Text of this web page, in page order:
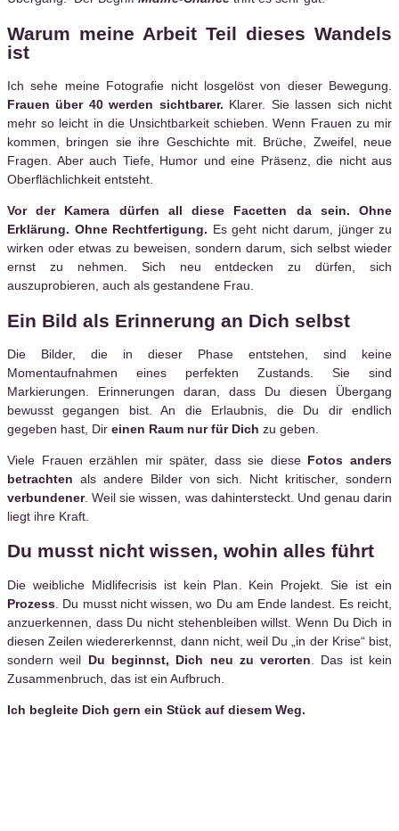
Warum meine Arbeit Teil dieses Wandels
ist
Ich sehe meine Fotografie nicht losgelöst von dieser Bewegung.
Frauen über 40 werden sichtbarer. Klarer. Sie lassen sich nicht
mehr so leicht in die Unsichtbarkeit schieben. Wenn Frauen zu mir
kommen, bringen sie ihre Geschichte mit. Brüche, Zweifel, neue
Fragen. Aber auch Tiefe, Humor und eine Präsenz, die nicht aus
Oberflächlichkeit entsteht.
Vor der Kamera dürfen all diese Facetten da sein. Ohne
Erklärung. Ohne Rechtfertigung. Es geht nicht darum, jünger zu
wirken oder etwas zu beweisen, sondern darum, sich selbst wieder
ernst zu nehmen. Sich neu entdecken zu dürfen, sich
auszuprobieren, auch als gestandene Frau.
Ein Bild als Erinnerung an Dich selbst
Die Bilder, die in dieser Phase entstehen, sind keine
Momentaufnahmen eines perfekten Zustands. Sie sind
Markierungen. Erinnerungen daran, dass Du diesen Übergang
bewusst gegangen bist. An die Erlaubnis, die Du dir endlich
gegeben hast, Dir einen Raum nur für Dich zu geben.
Viele Frauen erzählen mir später, dass sie diese Fotos anders
betrachten als andere Bilder von sich. Nicht kritischer, sondern
verbundener. Weil sie wissen, was dahintersteckt. Und genau darin
liegt ihre Kraft.
Du musst nicht wissen, wohin alles führt
Die weibliche Midlifecrisis ist kein Plan. Kein Projekt. Sie ist ein
Prozess . Du musst nicht wissen, wo Du am Ende landest. Es reicht,
anzuerkennen, dass Du nicht stehenbleiben willst. Wenn Du Dich in
diesen Zeilen wiedererkennst, dann nicht, weil Du „in der Krise“ bist,
sondern weil Du beginnst, Dich neu zu verorten . Das ist kein
Zusammenbruch, das ist ein Aufbruch.
Ich begleite Dich gern ein Stück auf diesem Weg.